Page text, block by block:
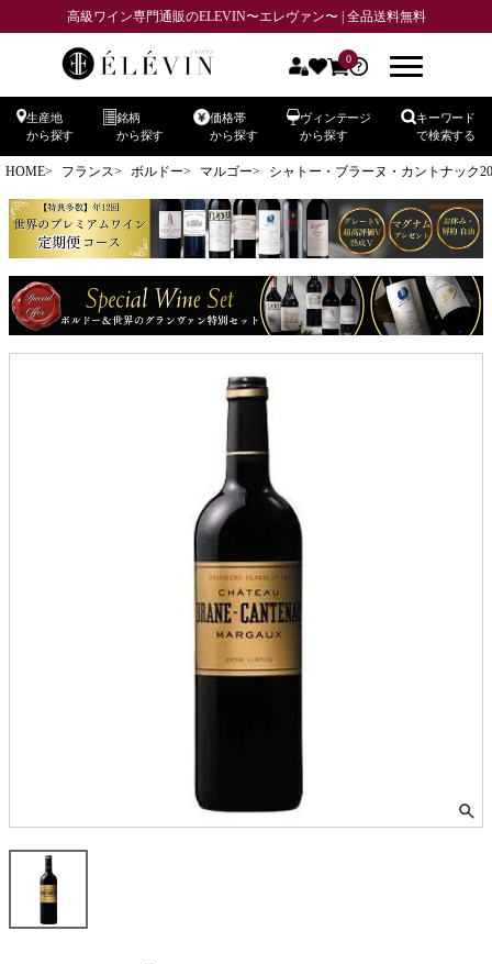
高級ワイン専門通販のELEVIN〜エレヴァン〜 | 全品送料無料
0
生産地
から探す
銘柄
から探す
価格帯
から探す
ヴィンテージ
から探す
キーワード
で検索する
HOME フランス ボルドー マルゴー シャトー・ブラーヌ・カントナック